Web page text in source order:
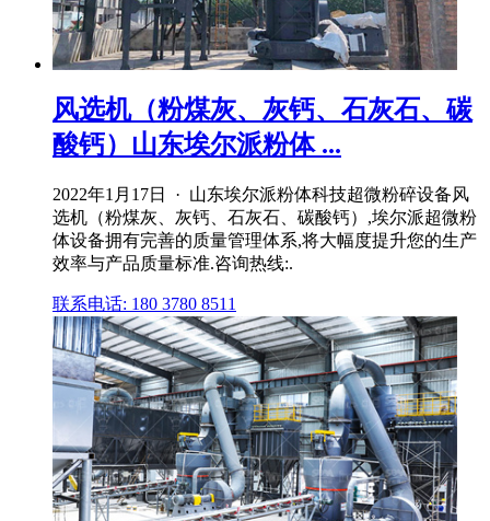
风选机（粉煤灰、灰钙、石灰石、碳
酸钙）山东埃尔派粉体 ...
2022年1月17日 · 山东埃尔派粉体科技超微粉碎设备风
选机（粉煤灰、灰钙、石灰石、碳酸钙）,埃尔派超微粉
体设备拥有完善的质量管理体系,将大幅度提升您的生产
效率与产品质量标准.咨询热线:.
联系电话: 180 3780 8511